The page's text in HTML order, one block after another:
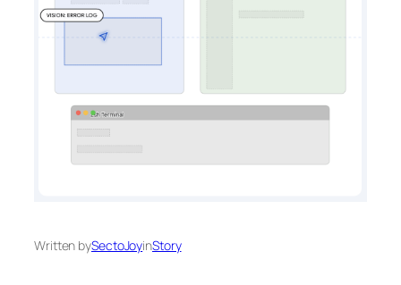
Written bySectoJoyinStory